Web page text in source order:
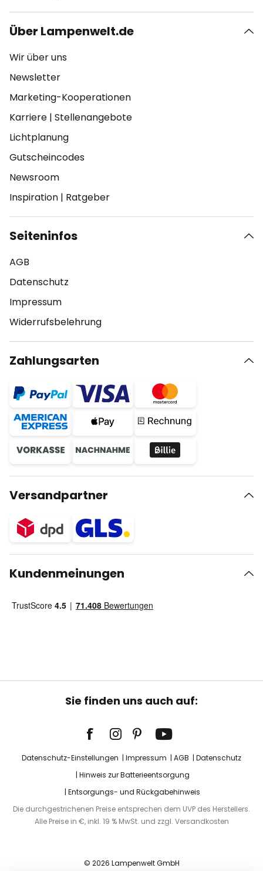
Über Lampenwelt.de
Wir über uns
Newsletter
Marketing-Kooperationen
Karriere | Stellenangebote
Lichtplanung
Gutscheincodes
Newsroom
Inspiration | Ratgeber
Seiteninfos
AGB
Datenschutz
Impressum
Widerrufsbelehrung
Zahlungsarten
Versandpartner
Kundenmeinungen
Sie finden uns auch auf:
Datenschutz-Einstellungen Impressum AGB
Datenschutz
Hinweis zur Batterieentsorgung
Entsorgungs- und Rückgabehinweis
Die durchgestrichenen Preise entsprechen dem UVP des Herstellers.
Alle Preise in €, inkl. 19 % MwSt. und zzgl. Versandkosten
© 2026 Lampenwelt GmbH